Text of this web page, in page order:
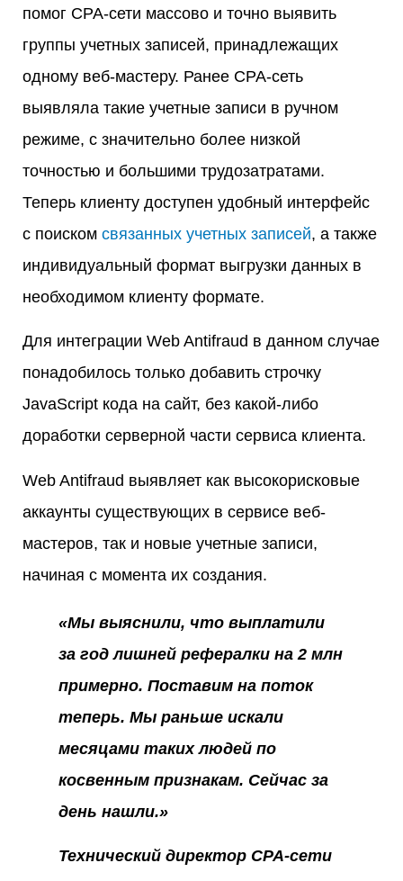
помог CPA-сети массово и точно выявить
группы учетных записей, принадлежащих
одному веб-мастеру. Ранее CPA-сеть
выявляла такие учетные записи в ручном
режиме, с значительно более низкой
точностью и большими трудозатратами.
Теперь клиенту доступен удобный интерфейс
с поиском связанных учетных записей, а также
индивидуальный формат выгрузки данных в
необходимом клиенту формате.
Для интеграции Web Antifraud в данном случае
понадобилось только добавить строчку
JavaScript кода на сайт, без какой-либо
доработки серверной части сервиса клиента.
Web Antifraud выявляет как высокорисковые
аккаунты существующих в сервисе веб-
мастеров, так и новые учетные записи,
начиная с момента их создания.
«Мы выяснили, что выплатили
за год лишней рефералки на 2 млн
примерно. Поставим на поток
теперь. Мы раньше искали
месяцами таких людей по
косвенным признакам. Сейчас за
день нашли.»
Технический директор CPA-сети